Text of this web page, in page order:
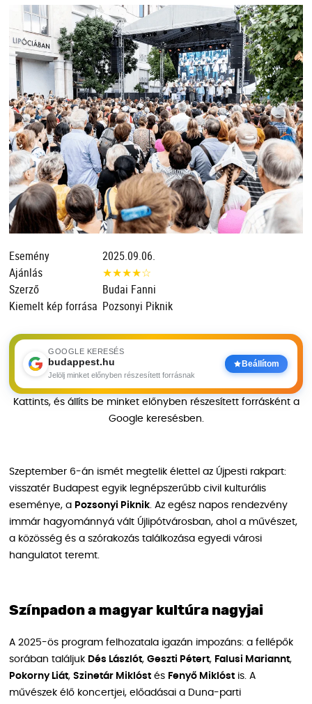
Esemény
2025.09.06.
Ajánlás
★★★★☆
Szerző
Budai Fanni
Kiemelt kép forrása Pozsonyi Piknik
GOOGLE KERESÉS
budappest.hu
Jelölj minket előnyben részesített forrásnak
Beállítom
Kattints, és állíts be minket előnyben részesített forrásként a
Google keresésben.
Szeptember 6-án ismét megtelik élettel az Újpesti rakpart:
visszatér Budapest egyik legnépszerűbb civil kulturális
eseménye, a Pozsonyi Piknik. Az egész napos rendezvény
immár hagyománnyá vált Újlipótvárosban, ahol a művészet,
a közösség és a szórakozás találkozása egyedi városi
hangulatot teremt.
Színpadon a magyar kultúra nagyjai
A 2025-ös program felhozatala igazán impozáns: a fellépők
sorában találjuk Dés Lászlót, Geszti Pétert, Falusi Mariannt,
Pokorny Liát, Szinetár Miklóst és Fenyő Miklóst is. A
művészek élő koncertjei, előadásai a Duna-parti